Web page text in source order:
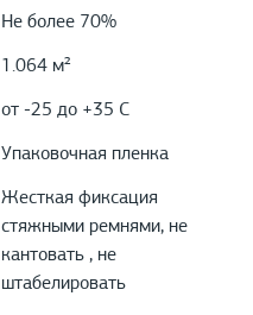
Не более 70%
1.064 м²
от -25 до +35 С
Упаковочная пленка
Жесткая фиксация
стяжными ремнями, не
кантовать , не
штабелировать